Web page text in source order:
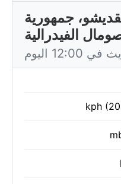
جمهورية
الفيدرالية
اليوم